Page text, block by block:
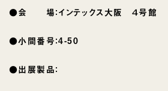
●会 場：インテックス大阪 ４号館
●小間番号：4-50
●出展製品：